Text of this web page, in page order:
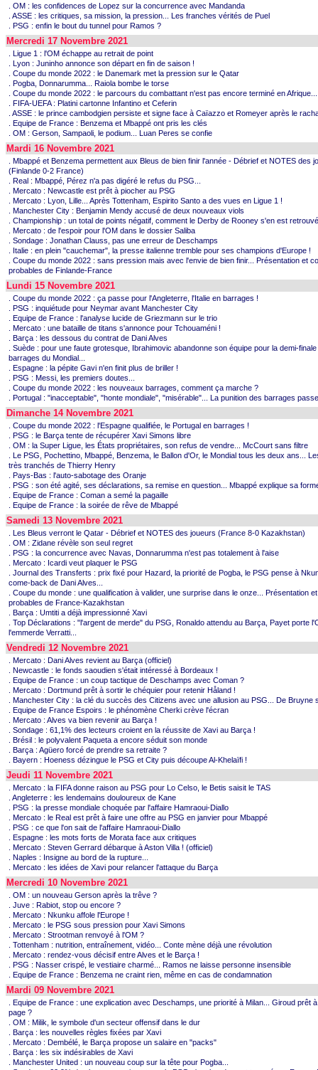
. OM : les confidences de Lopez sur la concurrence avec Mandanda
. ASSE : les critiques, sa mission, la pression... Les franches vérités de Puel
. PSG : enfin le bout du tunnel pour Ramos ?
Mercredi 17 Novembre 2021
. Ligue 1 : l'OM échappe au retrait de point
. Lyon : Juninho annonce son départ en fin de saison !
. Coupe du monde 2022 : le Danemark met la pression sur le Qatar
. Pogba, Donnarumma... Raiola bombe le torse
. Coupe du monde 2022 : le parcours du combattant n'est pas encore terminé en Afrique...
. FIFA-UEFA : Platini cartonne Infantino et Ceferin
. ASSE : le prince cambodgien persiste et signe face à Caïazzo et Romeyer après le
. Equipe de France : Benzema et Mbappé ont pris les clés
. OM : Gerson, Sampaoli, le podium... Luan Peres se confie
Mardi 16 Novembre 2021
. Mbappé et Benzema permettent aux Bleus de bien finir l'année - Débrief et NOTES des
(Finlande 0-2 France)
. Real : Mbappé, Pérez n'a pas digéré le refus du PSG...
. Mercato : Newcastle est prêt à piocher au PSG
. Mercato : Lyon, Lille... Après Tottenham, Espirito Santo a des vues en Ligue 1 !
. Manchester City : Benjamin Mendy accusé de deux nouveaux viols
. Championship : un total de points négatif, comment le Derby de Rooney s'en est
. Mercato : de l'espoir pour l'OM dans le dossier Saliba
. Sondage : Jonathan Clauss, pas une erreur de Deschamps
. Italie : en plein "cauchemar", la presse italienne tremble pour ses champions d'Europe !
. Coupe du monde 2022 : sans pression mais avec l'envie de bien finir... Présentation et
probables de Finlande-France
Lundi 15 Novembre 2021
. Coupe du monde 2022 : ça passe pour l'Angleterre, l'Italie en barrages !
. PSG : inquiétude pour Neymar avant Manchester City
. Equipe de France : l'analyse lucide de Griezmann sur le trio
. Mercato : une bataille de titans s'annonce pour Tchouaméni !
. Barça : les dessous du contrat de Dani Alves
. Suède : pour une faute grotesque, Ibrahimovic abandonne son équipe pour la demi-
barrages du Mondial...
. Espagne : la pépite Gavi n'en finit plus de briller !
. PSG : Messi, les premiers doutes...
. Coupe du monde 2022 : les nouveaux barrages, comment ça marche ?
. Portugal : "inacceptable", "honte mondiale", "misérable"... La punition des barrages
Dimanche 14 Novembre 2021
. Coupe du monde 2022 : l'Espagne qualifiée, le Portugal en barrages !
. PSG : le Barça tente de récupérer Xavi Simons libre
. OM : la Super Ligue, les États propriétaires, son refus de vendre... McCourt sans filtre
. Le PSG, Pochettino, Mbappé, Benzema, le Ballon d'Or, le Mondial tous les deux ans...
très tranchés de Thierry Henry
. Pays-Bas : l'auto-sabotage des Oranje
. PSG : son été agité, ses déclarations, sa remise en question... Mbappé explique sa
. Equipe de France : Coman a semé la pagaille
. Equipe de France : la soirée de rêve de Mbappé
Samedi 13 Novembre 2021
. Les Bleus verront le Qatar - Débrief et NOTES des joueurs (France 8-0 Kazakhstan)
. OM : Zidane révèle son seul regret
. PSG : la concurrence avec Navas, Donnarumma n'est pas totalement à l'aise
. Mercato : Icardi veut plaquer le PSG
. Journal des Transferts : prix fixé pour Hazard, la priorité de Pogba, le PSG pense à
come-back de Dani Alves...
. Coupe du monde : une qualification à valider, une surprise dans le onze... Présentation
probables de France-Kazakhstan
. Barça : Umtiti a déjà impressionné Xavi
. Top Déclarations : "l'argent de merde" du PSG, Ronaldo attendu au Barça, Payet porte
l'emmerde Verratti...
Vendredi 12 Novembre 2021
. Mercato : Dani Alves revient au Barça (officiel)
. Newcastle : le fonds saoudien s'était intéressé à Bordeaux !
. Equipe de France : un coup tactique de Deschamps avec Coman ?
. Mercato : Dortmund prêt à sortir le chéquier pour retenir Håland !
. Manchester City : la clé du succès des Citizens avec une allusion au PSG... De Bruyne
. Equipe de France Espoirs : le phénomène Cherki crève l'écran
. Mercato : Alves va bien revenir au Barça !
. Sondage : 61,1% des lecteurs croient en la réussite de Xavi au Barça !
. Brésil : le polyvalent Paqueta a encore séduit son monde
. Barça : Agüero forcé de prendre sa retraite ?
. Bayern : Hoeness dézingue le PSG et City puis découpe Al-Khelaïfi !
Jeudi 11 Novembre 2021
. Mercato : la FIFA donne raison au PSG pour Lo Celso, le Betis saisit le TAS
. Angleterre : les lendemains douloureux de Kane
. PSG : la presse mondiale choquée par l'affaire Hamraoui-Diallo
. Mercato : le Real est prêt à faire une offre au PSG en janvier pour Mbappé
. PSG : ce que l'on sait de l'affaire Hamraoui-Diallo
. Espagne : les mots forts de Morata face aux critiques
. Mercato : Steven Gerrard débarque à Aston Villa ! (officiel)
. Naples : Insigne au bord de la rupture...
. Mercato : les idées de Xavi pour relancer l'attaque du Barça
Mercredi 10 Novembre 2021
. OM : un nouveau Gerson après la trêve ?
. Juve : Rabiot, stop ou encore ?
. Mercato : Nkunku affole l'Europe !
. Mercato : le PSG sous pression pour Xavi Simons
. Mercato : Strootman renvoyé à l'OM ?
. Tottenham : nutrition, entraînement, vidéo... Conte mène déjà une révolution
. Mercato : rendez-vous décisif entre Alves et le Barça !
. PSG : Nasser crispé, le vestiaire charmé... Ramos ne laisse personne insensible
. Equipe de France : Benzema ne craint rien, même en cas de condamnation
Mardi 09 Novembre 2021
. Equipe de France : une explication avec Deschamps, une priorité à Milan... Giroud prêt
page ?
. OM : Milik, le symbole d'un secteur offensif dans le dur
. Barça : les nouvelles règles fixées par Xavi
. Mercato : Dembélé, le Barça propose un salaire en "packs"
. Barça : les six indésirables de Xavi
. Manchester United : un nouveau coup sur la tête pour Pogba...